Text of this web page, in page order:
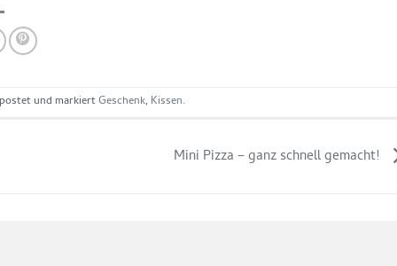
und markiertGeschenk, Kissen.
Mini Pizza – ganz schnell gemacht!